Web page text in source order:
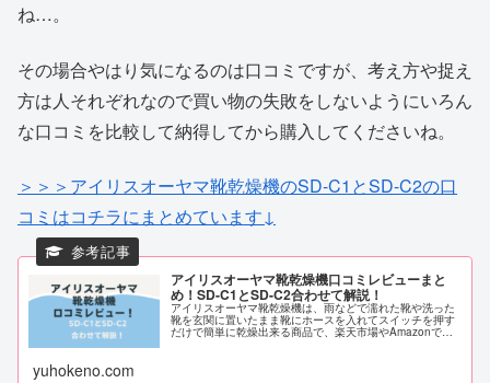
ね…。
その場合やはり気になるのは口コミですが、考え方や捉え
方は人それぞれなので買い物の失敗をしないようにいろん
な口コミを比較して納得してから購入してくださいね。
＞＞＞アイリスオーヤマ靴乾燥機のSD-C1とSD-C2の口
コミはコチラにまとめています↓
アイリスオーヤマ靴乾燥機口コミレビューまと
め！SD-C1とSD-C2合わせて解説！
アイリスオーヤマ靴乾燥機は、雨などで濡れた靴や洗った
靴を玄関に置いたまま靴にホースを入れてスイッチを押す
だけで簡単に乾燥出来る商品で、楽天市場やAmazonでも
靴乾燥機ランキングでは、上位にいる人気商品です！ 子ど
yuhokeno.com